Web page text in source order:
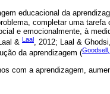
educacional da
completar uma tarefa
e emocionalmente, à
& Laal , 2012; Laal &
da aprendizagem (
com a aprendizagem,